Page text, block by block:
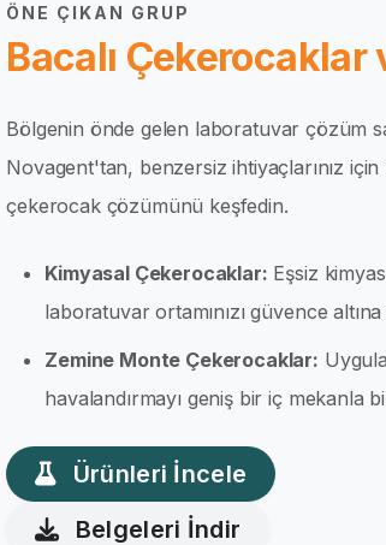
ÖNE ÇIKAN GRUP
Bacalı Çekerocaklar
Bölgenin önde gelen laboratuvar çözüm
Novagent'tan, benzersiz ihtiyaçlarınız
çekerocak çözümünü keşfedin.
Kimyasal Çekerocaklar: Eşsiz
laboratuvar ortamınızı güvence altına
Zemine Monte Çekerocaklar:
havalandırmayı geniş bir iç mekanla
Ürünleri İncele
Belgeleri İndir